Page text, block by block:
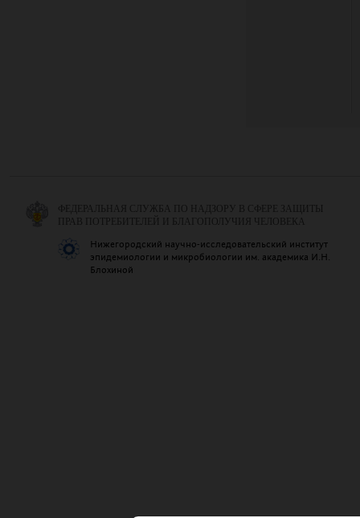
ФЕДЕРАЛЬНАЯ СЛУЖБА ПО НАДЗОРУ В СФЕРЕ ЗАЩИТЫ
ПРАВ ПОТРЕБИТЕЛЕЙ И БЛАГОПОЛУЧИЯ ЧЕЛОВЕКА
Нижегородский научно-исследовательский институт
эпидемиологии и микробиологии им. академика И.Н.
Блохиной